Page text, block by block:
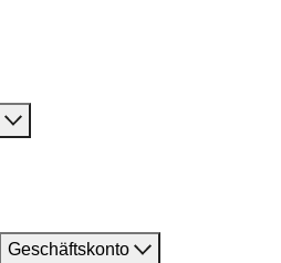
Geschäftskonto